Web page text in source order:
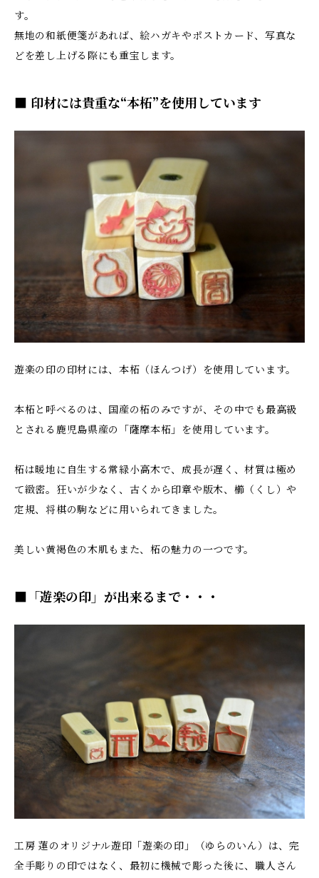
す。
無地の和紙便箋があれば、絵ハガキやポストカード、写真な
どを差し上げる際にも重宝します。
■ 印材には貴重な“本柘”を使用しています
遊楽の印の印材には、本柘（ほんつげ）を使用しています。
本柘と呼べるのは、国産の柘のみですが、その中でも最高級
とされる鹿児島県産の「薩摩本柘」を使用しています。
柘は暖地に自生する常緑小高木で、成長が遅く、材質は極め
て緻密。狂いが少なく、古くから印章や版木、櫛（くし）や
定規、将棋の駒などに用いられてきました。
美しい黄褐色の木肌もまた、柘の魅力の一つです。
■「遊楽の印」が出来るまで・・・
工房 蓮のオリジナル遊印「遊楽の印」（ゆらのいん）は、完
全手彫りの印ではなく、最初に機械で彫った後に、職人さん